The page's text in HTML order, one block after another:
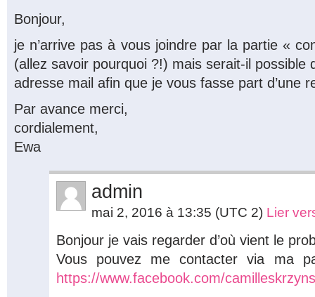
Bonjour,
je n’arrive pas à vous joindre par la partie «
(allez savoir pourquoi ?!) mais serait-il possible
adresse mail afin que je vous fasse part d’une
Par avance merci,
cordialement,
Ewa
admin
mai 2, 2016 à 13:35 (UTC 2) Lier
Bonjour je vais regarder d’où vient le
Vous pouvez me contacter via ma
https://www.facebook.com/